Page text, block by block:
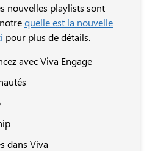
nouvelles playlists sont
quelle est la nouvelle
pour plus de détails.
avec Viva Engage
dans Viva